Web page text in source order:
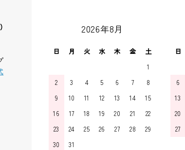
2026年8月
日 月 火 水 木 金
土
1
2
3 4 5 6 7
8
9
10 11 12 13 14
15
16
17 18 19 20 21
22
23
24 25 26 27 28
29
30
31
日
6
13
20
27